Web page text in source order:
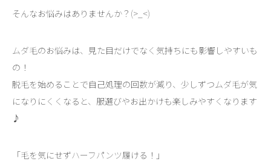
そんなお悩みはありませんか？(>_<)
ムダ毛のお悩みは、見た目だけでなく気持ちにも影響しやすいも
の！
脱毛を始めることで自己処理の回数が減り、少しずつムダ毛が気
になりにくくなると、服選びやお出かけも楽しみやすくなります
♪
「毛を気にせずハーフパンツ履ける！」